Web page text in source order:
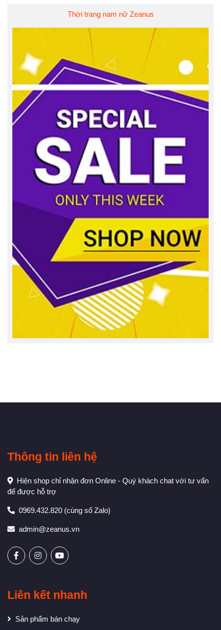
Thời trang nam nữ Zeanus
Thông tin liên hệ
Hiện shop chỉ nhận đơn Online - Quý khách chat với tư vấn
để được hỗ trợ
0969.432.820 (cùng số Zalo)
admin@zeanus.vn
Liên kết nhanh
Sản phẩm bán chạy